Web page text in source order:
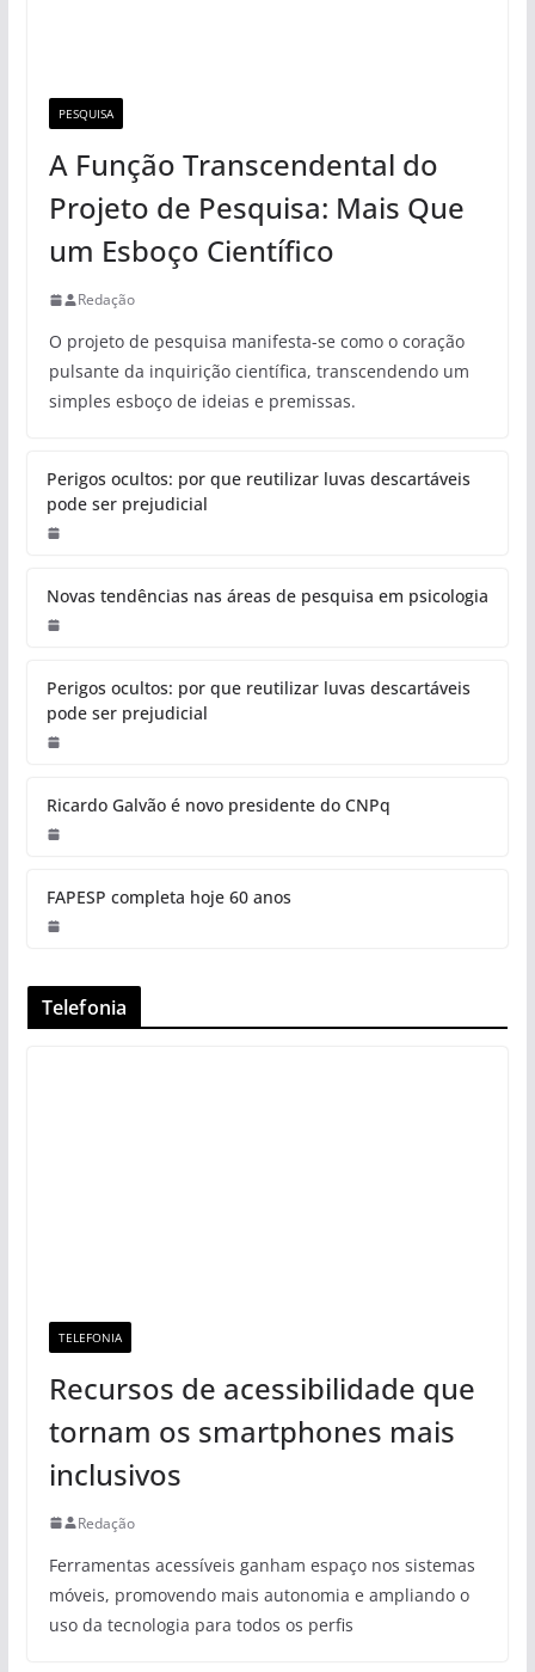
PESQUISA
A Função Transcendental do
Projeto de Pesquisa: Mais Que
um Esboço Científico
Redação
O projeto de pesquisa manifesta-se como o coração
pulsante da inquirição científica, transcendendo um
simples esboço de ideias e premissas.
Perigos ocultos: por que reutilizar luvas descartáveis
pode ser prejudicial
Novas tendências nas áreas de pesquisa em psicologia
Perigos ocultos: por que reutilizar luvas descartáveis
pode ser prejudicial
Ricardo Galvão é novo presidente do CNPq
FAPESP completa hoje 60 anos
Telefonia
TELEFONIA
Recursos de acessibilidade que
tornam os smartphones mais
inclusivos
Redação
Ferramentas acessíveis ganham espaço nos sistemas
móveis, promovendo mais autonomia e ampliando o
uso da tecnologia para todos os perfis